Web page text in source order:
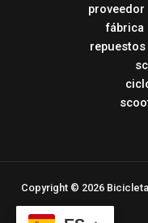
fábrica
Copyright © 2026